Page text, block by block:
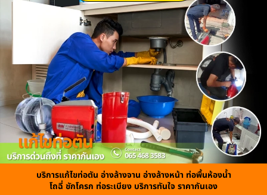
บริการแก้ไขท่อตัน อ่างล้างจาน อ่างล้างหน้า ท่อพื้นห้องน้ำ
โถฉี่ ชักโครก ท่อระเบียง บริการทันใจ ราคากันเอง